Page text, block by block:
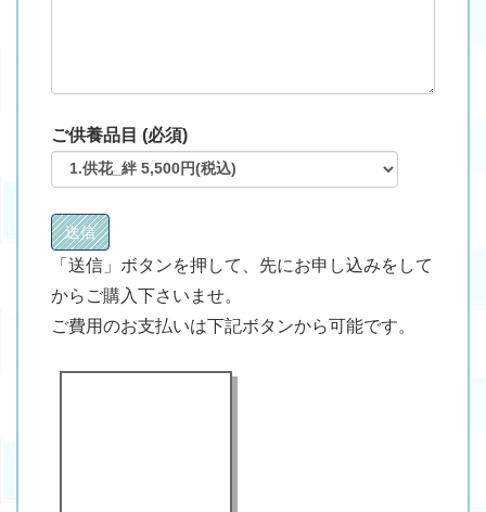
ご供養品目 (必須)
「送信」ボタンを押して、先にお申し込みをして
からご購入下さいませ。
ご費用のお支払いは下記ボタンから可能です。